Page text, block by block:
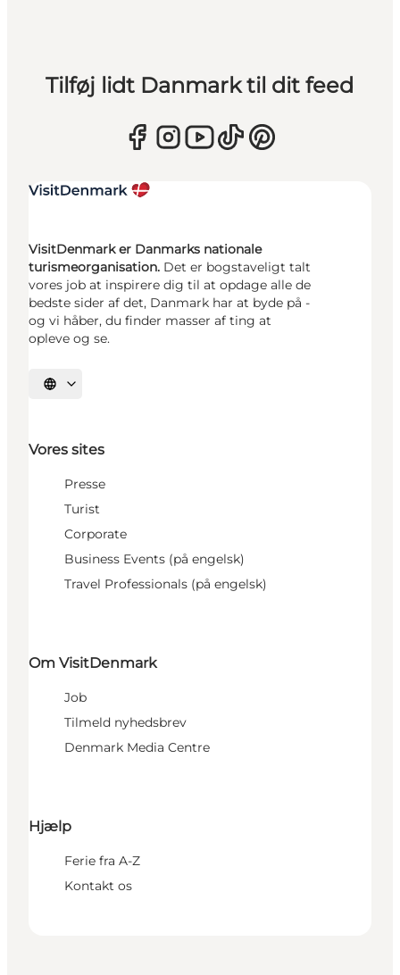
Tilføj lidt Danmark til dit feed
VisitDenmark er Danmarks nationale
turismeorganisation. Det er bogstaveligt talt
vores job at inspirere dig til at opdage alle de
bedste sider af det, Danmark har at byde på -
og vi håber, du finder masser af ting at
opleve og se.
Vælg sprog
Vores sites
Presse
Turist
Corporate
Business Events (på engelsk)
Travel Professionals (på engelsk)
Om VisitDenmark
Job
Tilmeld nyhedsbrev
Denmark Media Centre
Hjælp
Ferie fra A-Z
Kontakt os